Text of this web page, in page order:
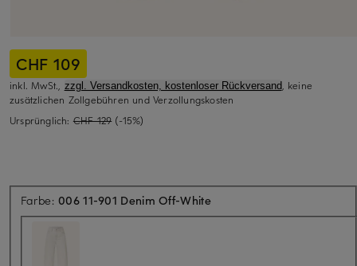
CHF 109
inkl. MwSt., zzgl. Versandkosten, kostenloser Rückversand, keine
zusätzlichen Zollgebühren und Verzollungskosten
Ursprünglich: CHF 129 (-15%)
Farbe:006 11-901 Denim Off-White